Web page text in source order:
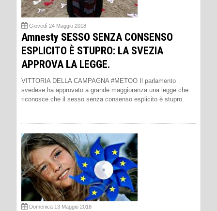
Giovedì 24 Maggio 2018
Amnesty SESSO SENZA CONSENSO
ESPLICITO È STUPRO: LA SVEZIA
APPROVA LA LEGGE.
VITTORIA DELLA CAMPAGNA #METOO Il parlamento
svedese ha approvato a grande maggioranza una legge che
riconosce che il sesso senza consenso esplicito è stupro.
Domenica 13 Maggio 2018